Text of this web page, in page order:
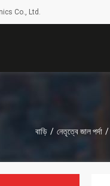
Co., Ltd.
বাড়ি / নেতৃত্বে জাল পর্দা /